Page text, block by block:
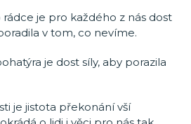
je pro každého z nás dost
v tom, co nevíme.
je dost síly, aby porazila
je jistota překonání vší